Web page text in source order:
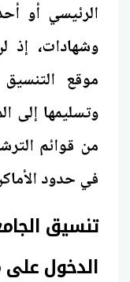
الرئيسي أو
وشهادات، إذ
موقع
وتسليمها إلى
من قوائم
في حدود
الدخول